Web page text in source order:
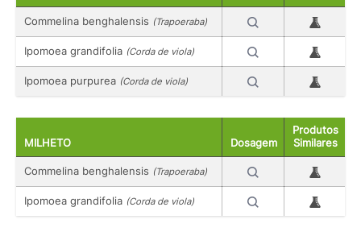
Commelina benghalensis (Trapoeraba)
Ipomoea grandifolia (Corda de viola)
Ipomoea purpurea (Corda de viola)
MILHETO Dosagem
Produtos
Similares
Commelina benghalensis (Trapoeraba)
Ipomoea grandifolia (Corda de viola)